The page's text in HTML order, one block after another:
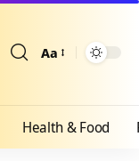
Aa
Health & Food